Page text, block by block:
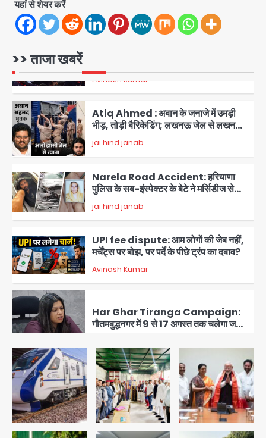
यहां से शेयर करें
>> ताजा खबरें
5
बैठक
1
बेटी मिराया; केपी ग्राउंड में छात्रों से संवाद,
सिर्फ 5 हजार मौजूद
2
Atiq Ahmed : अबान के जनाजे में उमड़ी
भीड़, तोड़ी बैरिकेडिंग; लखनऊ जेल से लखनऊ
jai hind janab
3
Narela Road Accident: हरियाणा
पुलिस के सब-इंस्पेक्टर के बेटे ने मर्सिडीज से
मारी टक्कर, 70 वर्षीय राहगीर महिला की मौत
jai hind janab
4
UPI fee dispute: आम लोगों की जेब नहीं,
मर्चेंट्स पर बोझ, पर पर्दे के पीछे ट्रंप का दबाव?
Avinash Kumar
5
Har Ghar Tiranga Campaign:
गौतमबुद्धनगर में 9 से 17 अगस्त तक चलेगा जन-
जागरूकता महाअभियान, डीएम ने की समीक्षा
बैठक
1
Rahul Gandhi Prayagraj Visit:
राहुल गांधी प्रयागराज पहुंचे, साथ में प्रियंका की
बेटी मिराया; केपी ग्राउंड में छात्रों से संवाद,
सिर्फ 5 हजार मौजूद
Avinash Kumar